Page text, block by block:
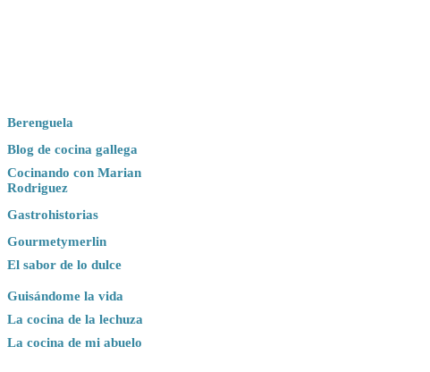
Berenguela
Blog de cocina gallega
Cocinando con Marian
Rodriguez
Gastrohistorias
Gourmetymerlin
El sabor de lo dulce
Guisándome la vida
La cocina de la lechuza
La cocina de mi abuelo